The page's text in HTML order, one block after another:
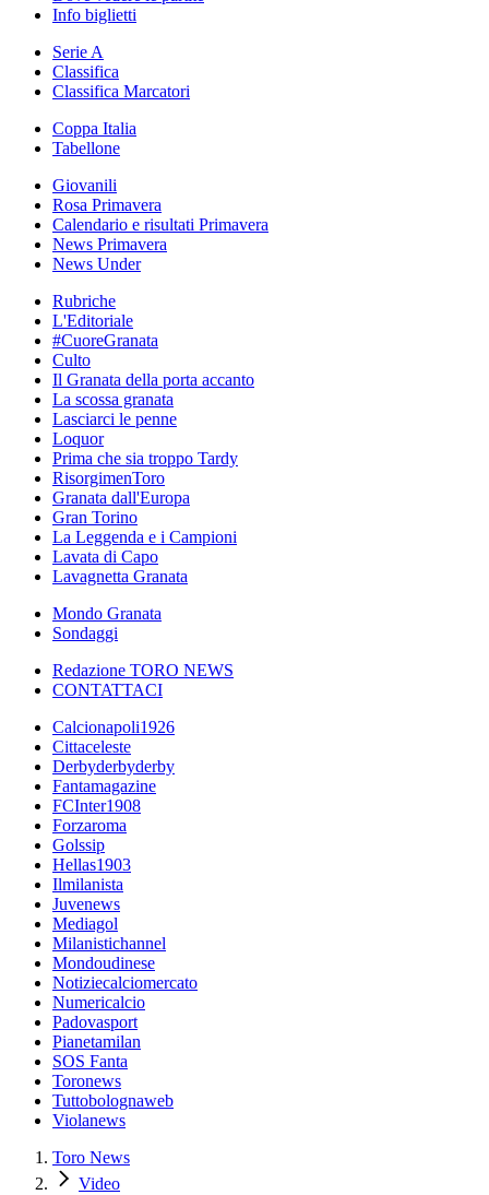
Info biglietti
Serie A
Classifica
Classifica Marcatori
Coppa Italia
Tabellone
Giovanili
Rosa Primavera
Calendario e risultati Primavera
News Primavera
News Under
Rubriche
L'Editoriale
#CuoreGranata
Culto
Il Granata della porta accanto
La scossa granata
Lasciarci le penne
Loquor
Prima che sia troppo Tardy
RisorgimenToro
Granata dall'Europa
Gran Torino
La Leggenda e i Campioni
Lavata di Capo
Lavagnetta Granata
Mondo Granata
Sondaggi
Redazione TORO NEWS
CONTATTACI
Calcionapoli1926
Cittaceleste
Derbyderbyderby
Fantamagazine
FCInter1908
Forzaroma
Golssip
Hellas1903
Ilmilanista
Juvenews
Mediagol
Milanistichannel
Mondoudinese
Notiziecalciomercato
Numericalcio
Padovasport
Pianetamilan
SOS Fanta
Toronews
Tuttobolognaweb
Violanews
Toro News
Video